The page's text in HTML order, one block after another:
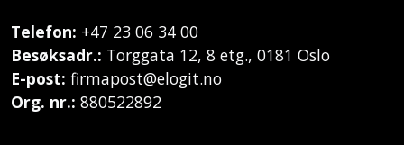
Telefon: +47 23 06 34 00
Besøksadr.: Torggata 12, 8 etg., 0181 Oslo
E-post: firmapost@elogit.no
Org. nr.: 880522892